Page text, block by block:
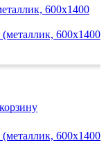
600х1400